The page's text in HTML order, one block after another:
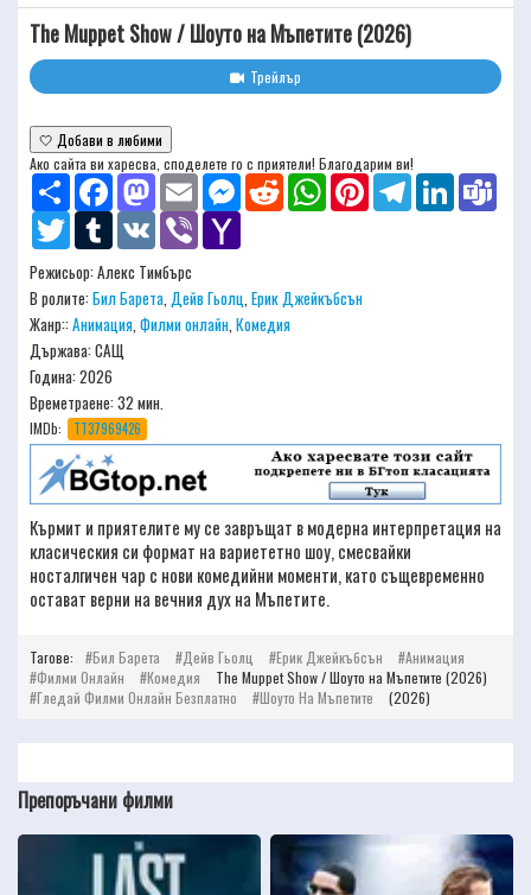
The Muppet Show / Шоуто на Мъпетите (2026)
Трейлър
🤍 Добави в любими
Ако сайта ви харесва, споделете го с приятели! Благодарим ви!
Share
FacebookMastodonEmail MessengerReddit WhatsAppPinterestTelegramLinkedIn
Twitter
Tumblr VK Viber
Режисьор:Алекс Тимбърс
В ролите:Бил Барета,Дейв Гьолц,Ерик Джейкъбсън
Жанр::Анимация,Филми онлайн,Комедия
Държава: САЩ
Година: 2026
Времетраене:32 мин.
IMDb: TT37969426
Кърмит и приятелите му се завръщат в модерна интерпретация на
класическия си формат на вариететно шоу, смесвайки
носталгичен чар с нови комедийни моменти, като същевременно
остават верни на вечния дух на Мъпетите.
Тагове: Бил Барета Дейв Гьолц Ерик Джейкъбсън
Анимация
Филми Онлайн
Комедия
The Muppet Show / Шоуто на Мъпетите (2026)
Гледай Филми Онлайн Безплатно
Шоуто На Мъпетите (2026)
Препоръчани филми